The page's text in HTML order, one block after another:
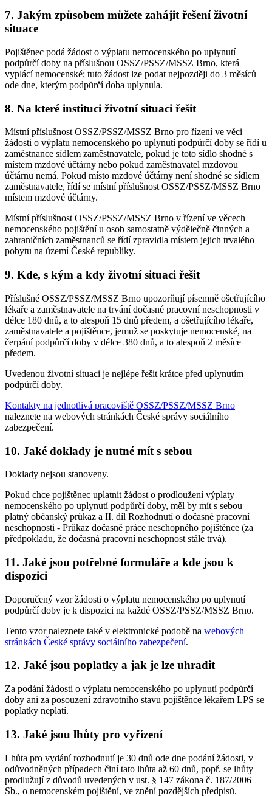
7. Jakým způsobem můžete zahájit řešení životní
situace
Pojištěnec podá žádost o výplatu nemocenského po uplynutí
podpůrčí doby na příslušnou OSSZ/PSSZ/MSSZ Brno, která
vyplácí nemocenské; tuto žádost lze podat nejpozději do 3 měsíců
ode dne, kterým podpůrčí doba uplynula.
8. Na které instituci životní situaci řešit
Místní příslušnost OSSZ/PSSZ/MSSZ Brno pro řízení ve věci
žádosti o výplatu nemocenského po uplynutí podpůrčí doby se řídí u
zaměstnance sídlem zaměstnavatele, pokud je toto sídlo shodné s
místem mzdové účtárny nebo pokud zaměstnavatel mzdovou
účtárnu nemá. Pokud místo mzdové účtárny není shodné se sídlem
zaměstnavatele, řídí se místní příslušnost OSSZ/PSSZ/MSSZ Brno
místem mzdové účtárny.
Místní příslušnost OSSZ/PSSZ/MSSZ Brno v řízení ve věcech
nemocenského pojištění u osob samostatně výdělečně činných a
zahraničních zaměstnanců se řídí zpravidla místem jejich trvalého
pobytu na území České republiky.
9. Kde, s kým a kdy životní situaci řešit
Příslušné OSSZ/PSSZ/MSSZ Brno upozorňují písemně ošetřujícího
lékaře a zaměstnavatele na trvání dočasné pracovní neschopnosti v
délce 180 dnů, a to alespoň 15 dnů předem, a ošetřujícího lékaře,
zaměstnavatele a pojištěnce, jemuž se poskytuje nemocenské, na
čerpání podpůrčí doby v délce 380 dnů, a to alespoň 2 měsíce
předem.
Uvedenou životní situaci je nejlépe řešit krátce před uplynutím
podpůrčí doby.
Kontakty na jednotlivá pracoviště OSSZ/PSSZ/MSSZ Brno
naleznete na webových stránkách České správy sociálního
zabezpečení.
10. Jaké doklady je nutné mít s sebou
Doklady nejsou stanoveny.
Pokud chce pojištěnec uplatnit žádost o prodloužení výplaty
nemocenského po uplynutí podpůrčí doby, měl by mít s sebou
platný občanský průkaz a II. díl Rozhodnutí o dočasné pracovní
neschopnosti - Průkaz dočasně práce neschopného pojištěnce (za
předpokladu, že dočasná pracovní neschopnost stále trvá).
11. Jaké jsou potřebné formuláře a kde jsou k
dispozici
Doporučený vzor žádosti o výplatu nemocenského po uplynutí
podpůrčí doby je k dispozici na každé OSSZ/PSSZ/MSSZ Brno.
Tento vzor naleznete také v elektronické podobě na webových
stránkách České správy sociálního zabezpečení.
12. Jaké jsou poplatky a jak je lze uhradit
Za podání žádosti o výplatu nemocenského po uplynutí podpůrčí
doby ani za posouzení zdravotního stavu pojištěnce lékařem LPS se
poplatky neplatí.
13. Jaké jsou lhůty pro vyřízení
Lhůta pro vydání rozhodnutí je 30 dnů ode dne podání žádosti, v
odůvodněných případech činí tato lhůta až 60 dnů, popř. se lhůty
prodlužují z důvodů uvedených v ust. § 147 zákona č. 187/2006
Sb., o nemocenském pojištění, ve znění pozdějších předpisů.